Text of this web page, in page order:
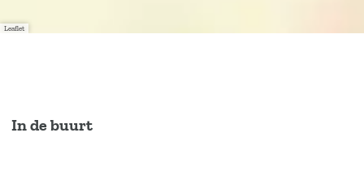
In de buurt
Leaflet